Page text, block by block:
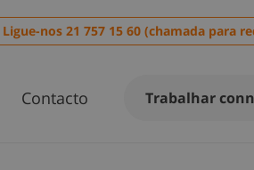
Ligue-nos 21 757 15 60 (chamada para
Contacto Trabalhar